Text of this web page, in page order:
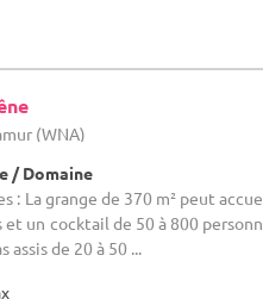
(WNA)
/ Domaine
: La grange de 370 m² peut
et un cocktail de 50 à 800
de 20 à 50 ...